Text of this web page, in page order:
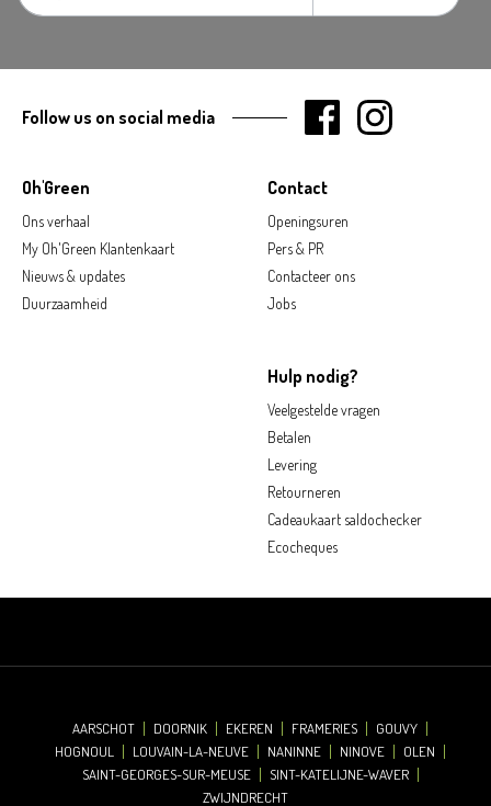
Oh'Green
Ons verhaal
My Oh'Green Klantenkaart
Nieuws & updates
Duurzaamheid
Contact
Openingsuren
Pers & PR
Contacteer ons
Jobs
Hulp nodig?
Veelgestelde vragen
Betalen
Levering
Retourneren
Cadeaukaart saldochecker
Ecocheques
Follow us on social media
AARSCHOT DOORNIK EKEREN FRAMERIES
GOUVY
HOGNOUL
LOUVAIN-LA-NEUVE NANINNE NINOVE
OLEN
SAINT-GEORGES-SUR-MEUSE
SINT-KATELIJNE-WAVER
ZWIJNDRECHT